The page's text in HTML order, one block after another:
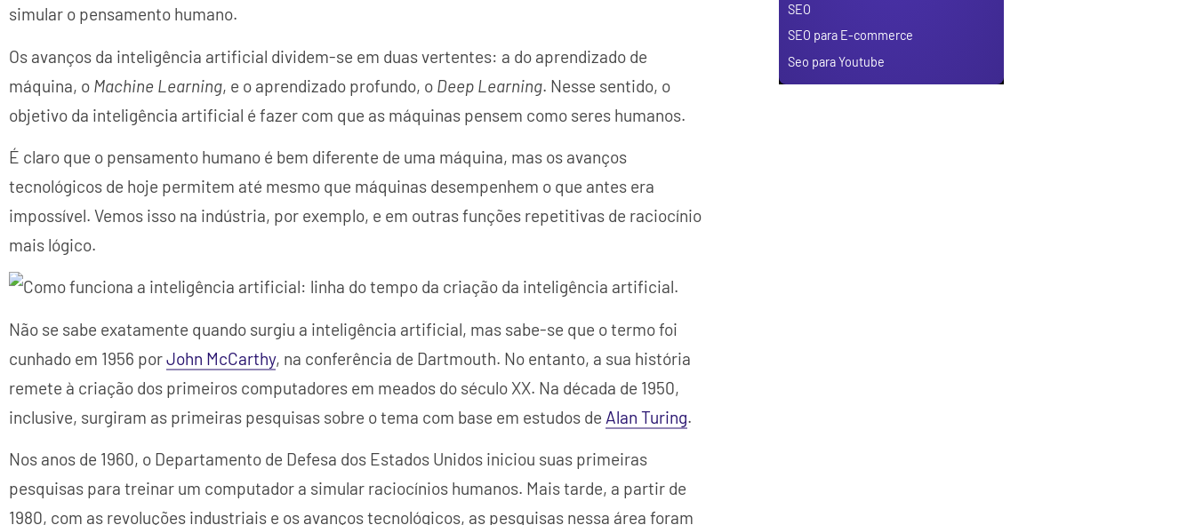
simular o pensamento humano.
Os avanços da inteligência artificial dividem-se em duas vertentes: a do aprendizado de
máquina, o Machine Learning, e o aprendizado profundo, o Deep Learning. Nesse sentido, o
objetivo da inteligência artificial é fazer com que as máquinas pensem como seres humanos.
É claro que o pensamento humano é bem diferente de uma máquina, mas os avanços
tecnológicos de hoje permitem até mesmo que máquinas desempenhem o que antes era
impossível. Vemos isso na indústria, por exemplo, e em outras funções repetitivas de raciocínio
mais lógico.
Não se sabe exatamente quando surgiu a inteligência artificial, mas sabe-se que o termo foi
cunhado em 1956 porJohn McCarthy, na conferência de Dartmouth. No entanto, a sua história
remete à criação dos primeiros computadores em meados do século XX. Na década de 1950,
inclusive, surgiram as primeiras pesquisas sobre o tema com base em estudos de Alan Turing.
Nos anos de 1960, o Departamento de Defesa dos Estados Unidos iniciou suas primeiras
pesquisas para treinar um computador a simular raciocínios humanos. Mais tarde, a partir de
1980, com as revoluções industriais e os avanços tecnológicos, as pesquisas nessa área foram
SEO
SEO para E-commerce
Seo para Youtube